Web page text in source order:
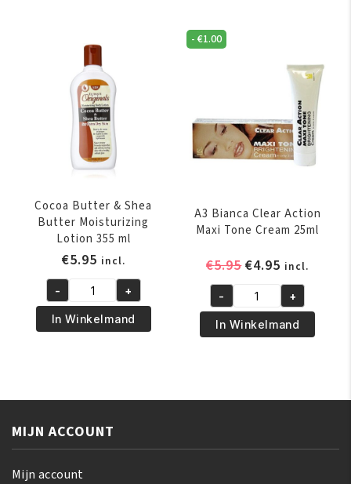
aantal
Lotion
Milk
Cocoa Butter & Shea
Butter Moisturizing
Lotion 355 ml
€5.95 incl.
Cocoa
Butter
&
355
ml
aantal
- +
In Winkelmand
-€1.00
A3 Bianca Clear Action
Maxi Tone Cream 25ml
€5.95
was:
€5.95.
€4.95 Huidige
prijs
is:
€4.95.
incl.
A3
Bianca
Clear
Tone
aantal
- +
In Winkelmand
MIJN ACCOUNT
Mijn account